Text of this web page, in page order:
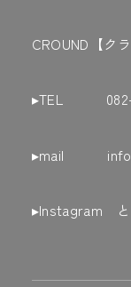
CROUND【ク
▸TEL 082-
▸mail
▸Instagram